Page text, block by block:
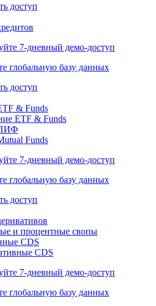
доступ
7-дневный демо-доступ
глобальную базу данных
доступ
& Funds
ETF & Funds
Funds
7-дневный демо-доступ
глобальную базу данных
доступ
и процентные свопы
CDS
CDS
7-дневный демо-доступ
глобальную базу данных